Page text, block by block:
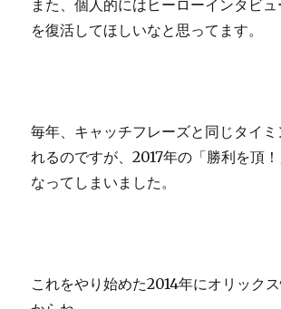
また、個人的にはヒーローインタビ
を復活してほしいなと思ってます。
毎年、キャッチフレーズと同じタイミ
れるのですが、2017年の「勝利を頂！
なってしまいました。
これをやり始めた2014年にオリック